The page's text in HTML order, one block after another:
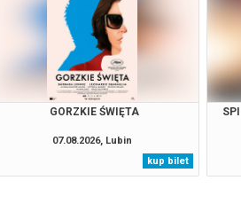
GORZKIE ŚWIĘTA
07.08.2026, Lubin
kup bilet